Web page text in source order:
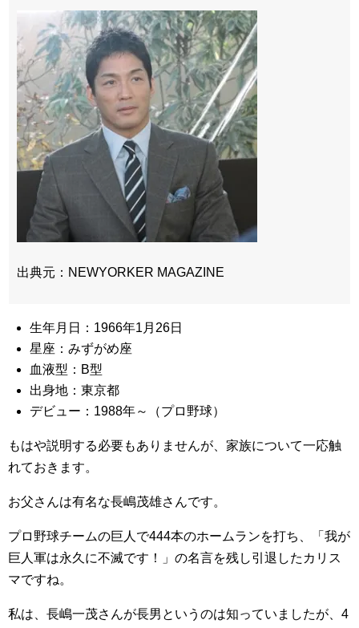
出典元：NEWYORKER MAGAZINE
生年月日：1966年1月26日
星座：みずがめ座
血液型：B型
出身地：東京都
デビュー：1988年～（プロ野球）
もはや説明する必要もありませんが、家族について一応触
れておきます。
お父さんは有名な長嶋茂雄さんです。
プロ野球チームの巨人で444本のホームランを打ち、「我が
巨人軍は永久に不滅です！」の名言を残し引退したカリス
マですね。
私は、長嶋一茂さんが長男というのは知っていましたが、4